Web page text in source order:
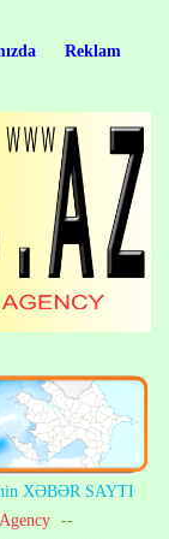
Reklam
XƏBƏR SAYTI
--